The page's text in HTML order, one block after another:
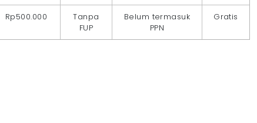
Rp500.000
Tanpa
FUP
Belum termasuk
PPN
Gratis